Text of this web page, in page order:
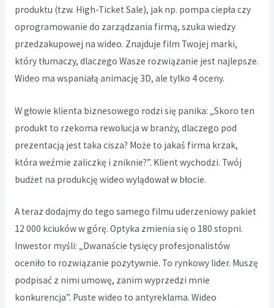
produktu (tzw. High-Ticket Sale), jak np. pompa ciepła czy
oprogramowanie do zarządzania firmą, szuka wiedzy
przedzakupowej na wideo. Znajduje film Twojej marki,
który tłumaczy, dlaczego Wasze rozwiązanie jest najlepsze.
Wideo ma wspaniałą animację 3D, ale tylko 4 oceny.
W głowie klienta biznesowego rodzi się panika: „Skoro ten
produkt to rzekoma rewolucja w branży, dlaczego pod
prezentacją jest taka cisza? Może to jakaś firma krzak,
która weźmie zaliczkę i zniknie?”. Klient wychodzi. Twój
budżet na produkcję wideo wylądował w błocie.
A teraz dodajmy do tego samego filmu uderzeniowy pakiet
12 000 kciuków w górę. Optyka zmienia się o 180 stopni.
Inwestor myśli: „Dwanaście tysięcy profesjonalistów
oceniło to rozwiązanie pozytywnie. To rynkowy lider. Muszę
podpisać z nimi umowę, zanim wyprzedzi mnie
konkurencja”. Puste wideo to antyreklama. Wideo